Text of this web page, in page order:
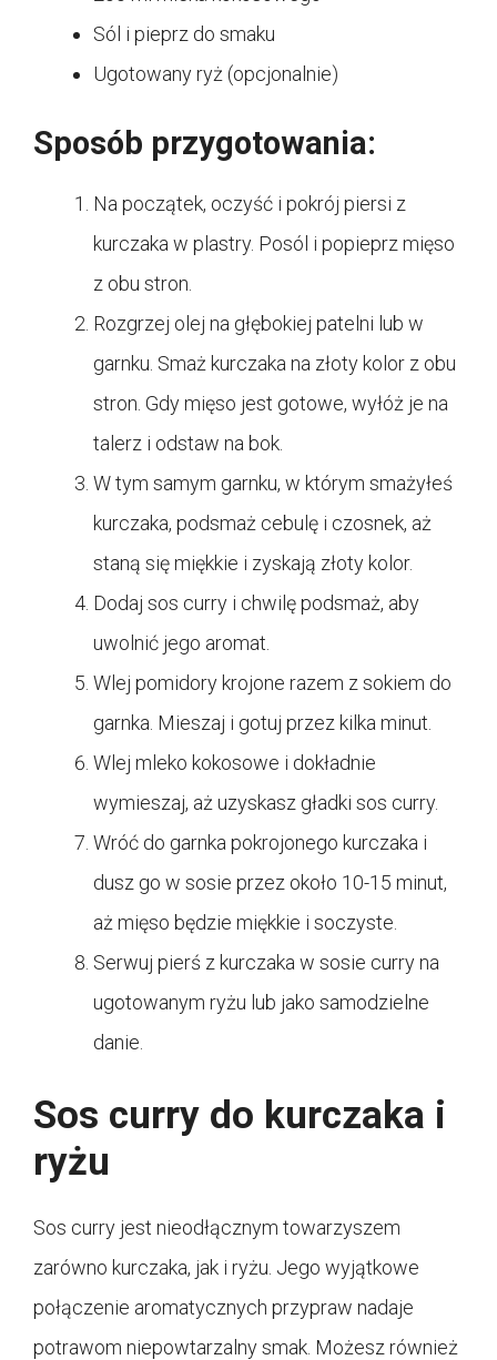
Sól i pieprz do smaku
Ugotowany ryż (opcjonalnie)
Sposób przygotowania:
Na początek, oczyść i pokrój piersi z
kurczaka w plastry. Posól i popieprz mięso
z obu stron.
Rozgrzej olej na głębokiej patelni lub w
garnku. Smaż kurczaka na złoty kolor z obu
stron. Gdy mięso jest gotowe, wyłóż je na
talerz i odstaw na bok.
W tym samym garnku, w którym smażyłeś
kurczaka, podsmaż cebulę i czosnek, aż
staną się miękkie i zyskają złoty kolor.
Dodaj sos curry i chwilę podsmaż, aby
uwolnić jego aromat.
Wlej pomidory krojone razem z sokiem do
garnka. Mieszaj i gotuj przez kilka minut.
Wlej mleko kokosowe i dokładnie
wymieszaj, aż uzyskasz gładki sos curry.
Wróć do garnka pokrojonego kurczaka i
dusz go w sosie przez około 10-15 minut,
aż mięso będzie miękkie i soczyste.
Serwuj pierś z kurczaka w sosie curry na
ugotowanym ryżu lub jako samodzielne
danie.
Sos curry do kurczaka i
ryżu
Sos curry jest nieodłącznym towarzyszem
zarówno kurczaka, jak i ryżu. Jego wyjątkowe
połączenie aromatycznych przypraw nadaje
potrawom niepowtarzalny smak. Możesz również